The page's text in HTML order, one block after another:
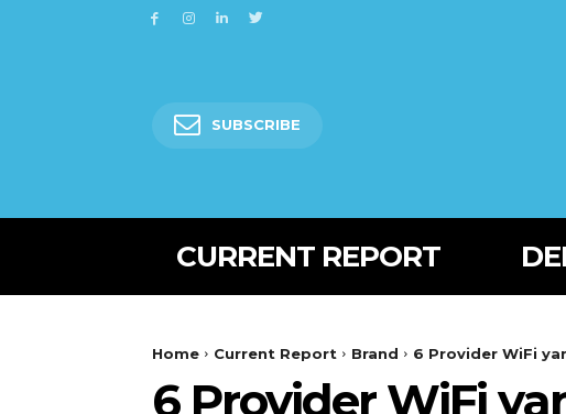
SUBSCRIBE
CURRENT REPORT
Home Current Report Brand 6 Provider WiFi
6 Provider WiFi